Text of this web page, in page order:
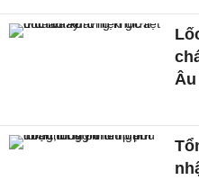
Âu